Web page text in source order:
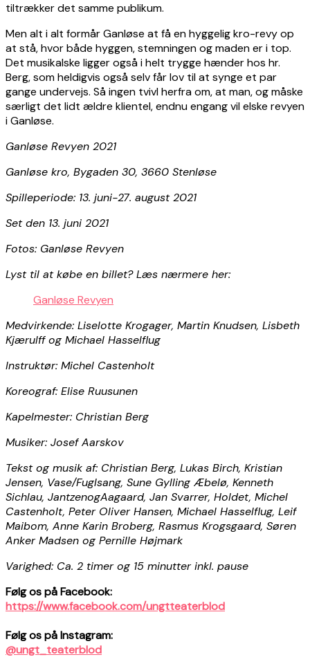
tiltrækker det samme publikum.
Men alt i alt formår Ganløse at få en hyggelig kro-revy op
at stå, hvor både hyggen, stemningen og maden er i top.
Det musikalske ligger også i helt trygge hænder hos hr.
Berg, som heldigvis også selv får lov til at synge et par
gange undervejs. Så ingen tvivl herfra om, at man, og måske
særligt det lidt ældre klientel, endnu engang vil elske revyen
i Ganløse.
Ganløse Revyen 2021
Ganløse kro, Bygaden 30, 3660 Stenløse
Spilleperiode: 13. juni-27. august 2021
Set den 13. juni 2021
Fotos: Ganløse Revyen
Lyst til at købe en billet? Læs nærmere her:
Ganløse Revyen
Medvirkende: Liselotte Krogager, Martin Knudsen, Lisbeth
Kjærulff og Michael Hasselflug
Instruktør: Michel Castenholt
Koreograf: Elise Ruusunen
Kapelmester: Christian Berg
Musiker: Josef Aarskov
Tekst og musik af: Christian Berg, Lukas Birch, Kristian
Jensen, Vase/Fuglsang, Sune Gylling Æbelø, Kenneth
Sichlau, JantzenogAagaard, Jan Svarrer, Holdet, Michel
Castenholt, Peter Oliver Hansen, Michael Hasselflug, Leif
Maibom, Anne Karin Broberg, Rasmus Krogsgaard, Søren
Anker Madsen og Pernille Højmark
Varighed: Ca. 2 timer og 15 minutter inkl. pause
Følg os på Facebook:
https://www.facebook.com/ungtteaterblod
Følg os på Instagram:
@ungt_teaterblod